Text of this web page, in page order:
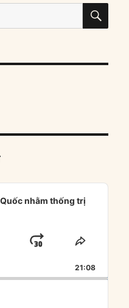
nhằm thống trị
JUMP
FORWARD
SHARE
21:08